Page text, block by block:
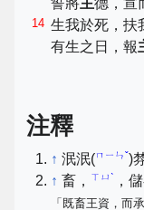
誓將主德，宣
14 生我於死，扶
有生之日，報
注釋
↑ 泯泯(ㄇㄧㄣˇ)
↑ 畜， ㄒㄩˋ ，
「既畜王資，而